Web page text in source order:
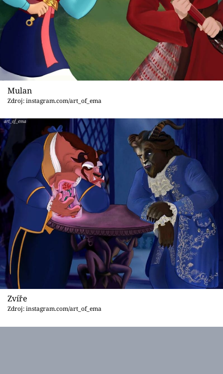
Mulan
Zdroj: instagram.com/art_of_ema
Zvíře
Zdroj: instagram.com/art_of_ema